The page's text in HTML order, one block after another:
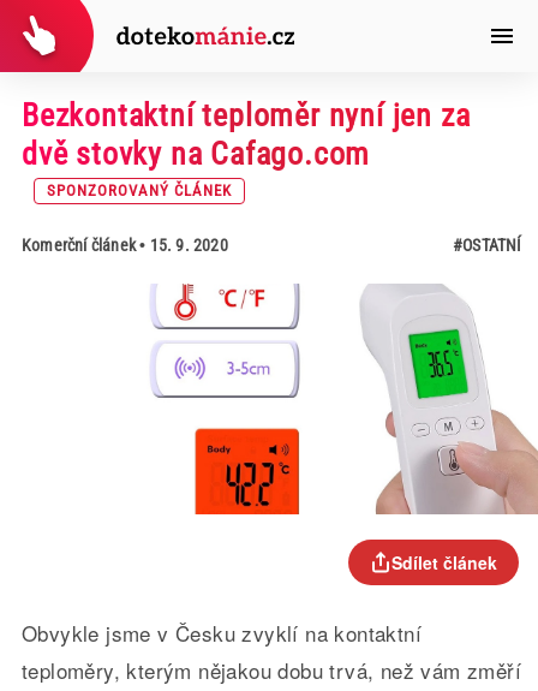
Bezkontaktní teploměr nyní jen za
dvě stovky na Cafago.com
SPONZOROVANÝ ČLÁNEK
Komerční článek• 15. 9. 2020 #OSTATNÍ
Sdílet článek
Obvykle jsme v Česku zvyklí na kontaktní
teploměry, kterým nějakou dobu trvá, než vám změří